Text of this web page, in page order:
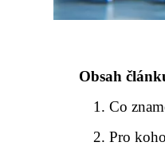
Obsah
Co
Pro